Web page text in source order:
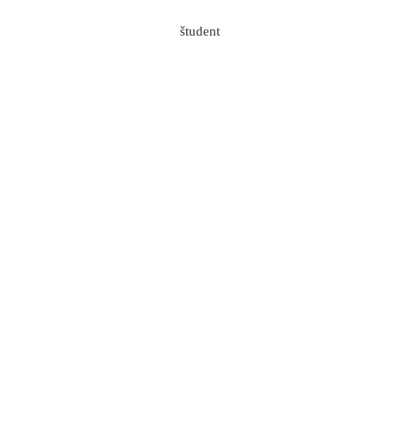
Domen Ermenc
študent